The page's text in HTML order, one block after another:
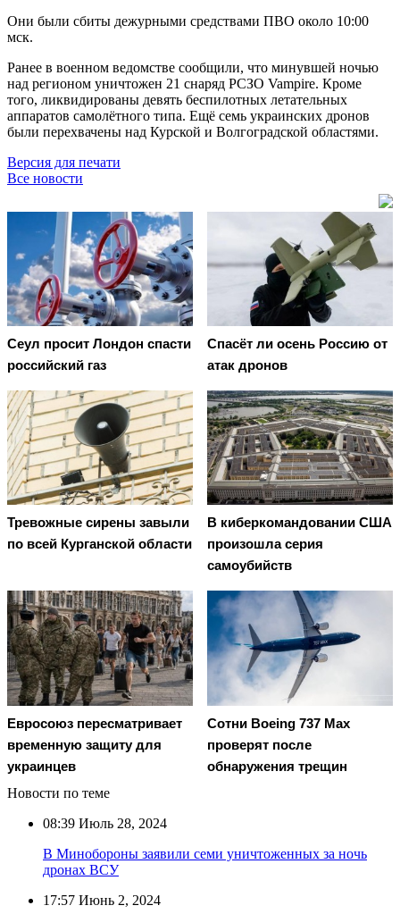
Они были сбиты дежурными средствами ПВО около 10:00
мск.
Ранее в военном ведомстве сообщили, что минувшей ночью
над регионом уничтожен 21 снаряд РСЗО Vampire. Кроме
того, ликвидированы девять беспилотных летательных
аппаратов самолётного типа. Ещё семь украинских дронов
были перехвачены над Курской и Волгоградской областями.
Версия для печати
Все новости
Сеул просит Лондон спасти
российский газ
Спасёт ли осень Россию от
атак дронов
Тревожные сирены завыли
по всей Курганской области
В киберкомандовании США
произошла серия
самоубийств
Евросоюз пересматривает
временную защиту для
украинцев
Сотни Boeing 737 Max
проверят после
обнаружения трещин
Новости по теме
08:39 Июль 28, 2024
В Минобороны заявили семи уничтоженных за ночь
дронах ВСУ
17:57 Июнь 2, 2024